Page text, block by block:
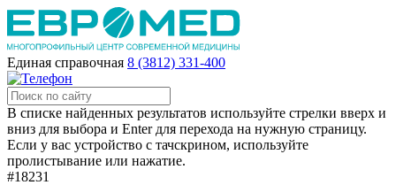
Единая справочная 8 (3812) 331-400
В списке найденных результатов используйте стрелки вверх и
вниз для выбора и Enter для перехода на нужную страницу.
Если у вас устройство с тачскрином, используйте
пролистывание или нажатие.
#18231